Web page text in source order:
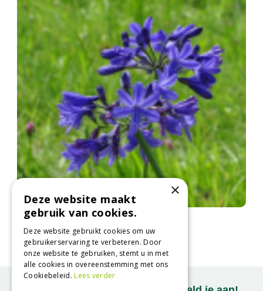
Afrikaanse lelie
Agapanthus 'Lilliput'
×
Deze website maakt
gebruik van cookies.
Deze website gebruikt cookies om uw
gebruikerservaring te verbeteren. Door
onze website te gebruiken, stemt u in met
alle cookies in overeenstemming met ons
Cookiebeleid.Lees verder